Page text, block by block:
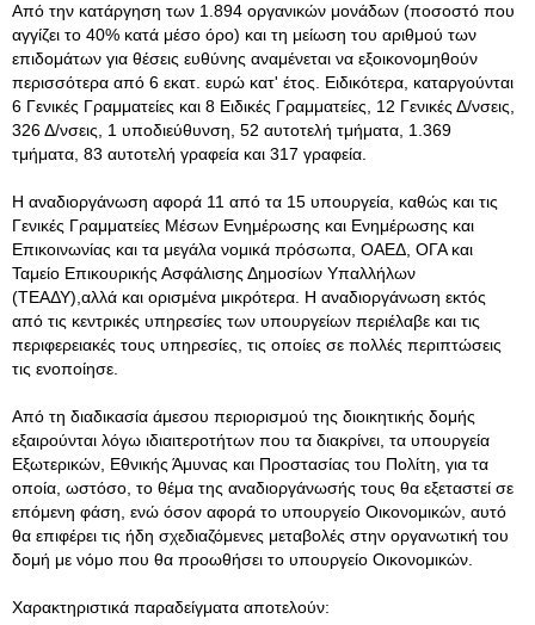
Από την κατάργηση των 1.894 οργανικών μονάδων (ποσοστό που
αγγίζει το 40% κατά μέσο όρο) και τη μείωση του αριθμού των
επιδομάτων για θέσεις ευθύνης αναμένεται να εξοικονομηθούν
περισσότερα από 6 εκατ. ευρώ κατ' έτος. Ειδικότερα, καταργούνται
6 Γενικές Γραμματείες και 8 Ειδικές Γραμματείες, 12 Γενικές Δ/νσεις,
326 Δ/νσεις, 1 υποδιεύθυνση, 52 αυτοτελή τμήματα, 1.369
τμήματα, 83 αυτοτελή γραφεία και 317 γραφεία.
Η αναδιοργάνωση αφορά 11 από τα 15 υπουργεία, καθώς και τις
Γενικές Γραμματείες Μέσων Ενημέρωσης και Ενημέρωσης και
Επικοινωνίας και τα μεγάλα νομικά πρόσωπα, ΟΑΕΔ, ΟΓΑ και
Ταμείο Επικουρικής Ασφάλισης Δημοσίων Υπαλλήλων
(ΤΕΑΔΥ),αλλά και ορισμένα μικρότερα. Η αναδιοργάνωση εκτός
από τις κεντρικές υπηρεσίες των υπουργείων περιέλαβε και τις
περιφερειακές τους υπηρεσίες, τις οποίες σε πολλές περιπτώσεις
τις ενοποίησε.
Από τη διαδικασία άμεσου περιορισμού της διοικητικής δομής
εξαιρούνται λόγω ιδιαιτεροτήτων που τα διακρίνει, τα υπουργεία
Εξωτερικών, Εθνικής Άμυνας και Προστασίας του Πολίτη, για τα
οποία, ωστόσο, το θέμα της αναδιοργάνωσής τους θα εξεταστεί σε
επόμενη φάση, ενώ όσον αφορά το υπουργείο Οικονομικών, αυτό
θα επιφέρει τις ήδη σχεδιαζόμενες μεταβολές στην οργανωτική του
δομή με νόμο που θα προωθήσει το υπουργείο Οικονομικών.
Χαρακτηριστικά παραδείγματα αποτελούν: